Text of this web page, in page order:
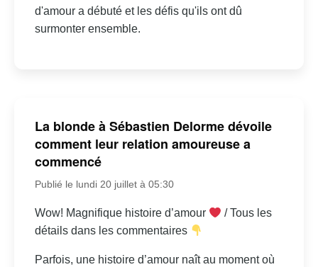
d'amour a débuté et les défis qu'ils ont dû
surmonter ensemble.
La blonde à Sébastien Delorme dévoile
comment leur relation amoureuse a
commencé
Publié le lundi 20 juillet à 05:30
Wow! Magnifique histoire d’amour
/ Tous les
détails dans les commentaires
Parfois, une histoire d’amour naît au moment où